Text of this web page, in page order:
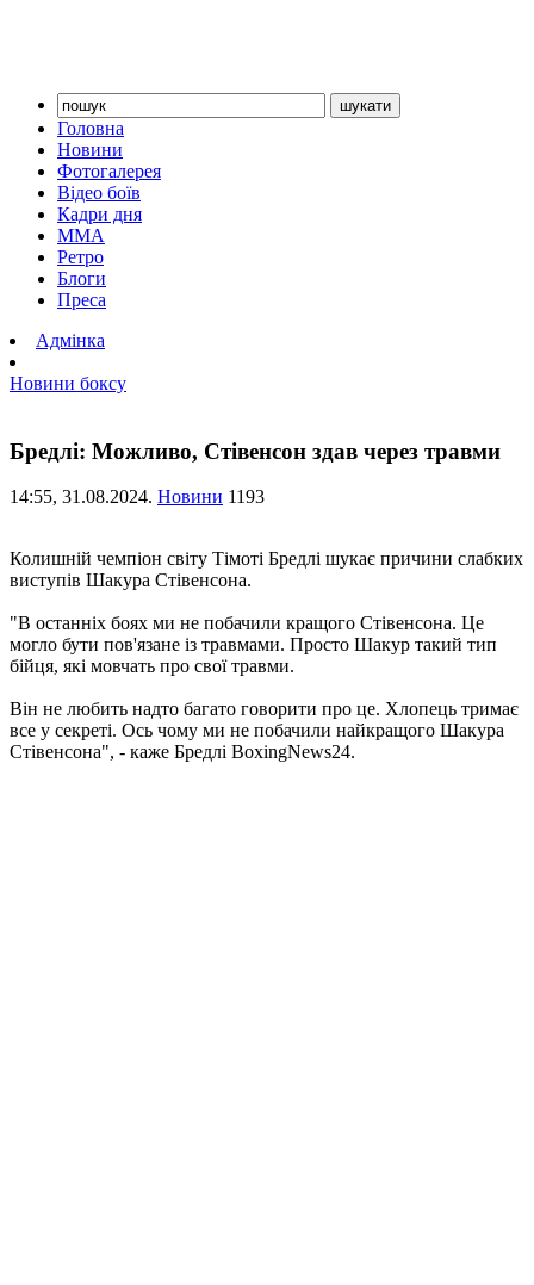
Головна
Новини
Фотогалерея
Відео боїв
Кадри дня
ММА
Ретро
Блоги
Преса
Адмінка
Новини боксу
Бредлі: Можливо, Стівенсон здав через травми
14:55, 31.08.2024. Новини 1193
Колишній чемпіон світу Тімоті Бредлі шукає причини слабких
виступів Шакура Стівенсона.
"В останніх боях ми не побачили кращого Стівенсона. Це
могло бути пов'язане із травмами. Просто Шакур такий тип
бійця, які мовчать про свої травми.
Він не любить надто багато говорити про це. Хлопець тримає
все у секреті. Ось чому ми не побачили найкращого Шакура
Стівенсона", - каже Бредлі BoxingNews24.